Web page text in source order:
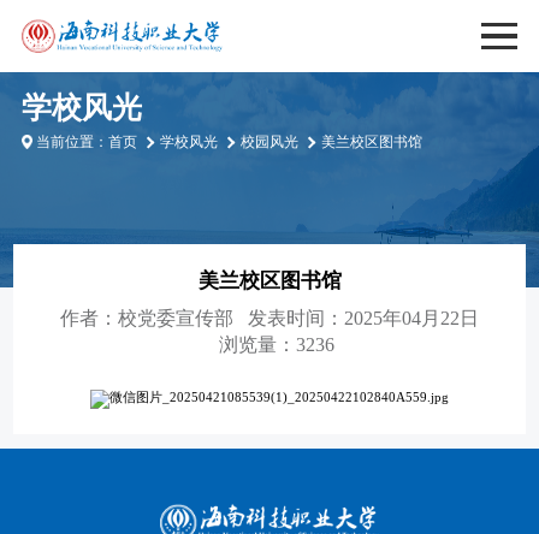
学校风光
当前位置：首页 学校风光 校园风光 美兰校区图书馆
美兰校区图书馆
作者：校党委宣传部
发表时间：2025年04月22日
浏览量：3236